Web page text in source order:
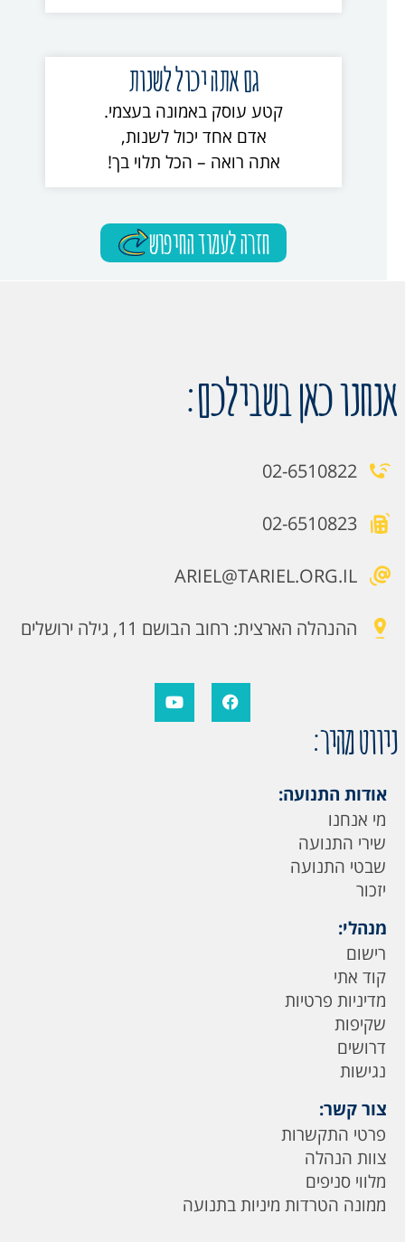
גם אתה יכול לשנות
קטע עוסק באמונה בעצמי.
אדם אחד יכול לשנות,
אתה רואה – הכל תלוי בך!
חזרה לעמוד החיפוש
אנחנו כאן בשבילכם:
02-6510822
02-6510823
ARIEL@TARIEL.ORG.IL
ההנהלה הארצית: רחוב הבושם 11, גילה ירושלים
ניווט מהיר:
אודות התנועה:
מי אנחנו
שירי התנועה
שבטי התנועה
יזכור
מנהלי:
רישום
קוד אתי
מדיניות פרטיות
שקיפות
דרושים
נגישות
צור קשר:
פרטי התקשרות
צוות הנהלה
מלווי סניפים
ממונה הטרדות מיניות בתנועה